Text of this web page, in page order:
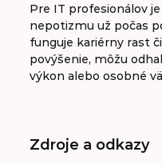
Pre IT profesionálov
nepotizmu už počas
funguje kariérny rast
povýšenie, môžu
výkon alebo osobné
Zdroje a odkazy